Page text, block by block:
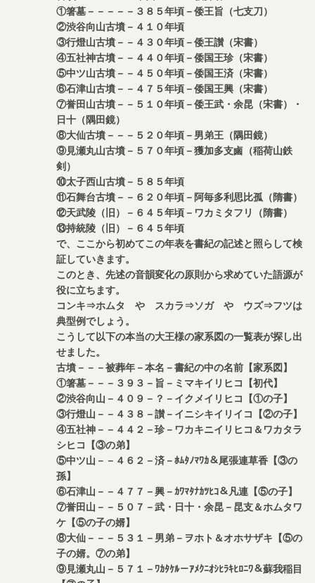
①箸墓－－－－－３８５年頃－倭王旨（七支刀）
②渋谷向山古墳－４１０年頃
③行燈山古墳－－４３０年頃－倭王讃（宋書）
④五社神古墳－－４４０年頃－倭国王珍（宋書）
⑤中ツ山古墳－－４５０年頃－倭国王済（宋書）
⑥石津山古墳－－４７５年頃－倭国王興（宋書）
⑦誉田山古墳－－５１０年頃－倭王武・余昆（宋書）・
日十（隅田鏡）
⑧大仙古墳－－－５２０年頃－男弟王（隅田鏡）
⑨見瀬丸山古墳－５７０年頃－獲加多支鹵（稲荷山鉄
剣）
⑩太子西山古墳－５８５年頃
⑪石舞台古墳－－６２０年頃－阿毎多利思比孤（隋書）
⑫天武陵（旧）－６４５年頃－ワカミタフリ（隋書）
⑬持統陵（旧）－６４５年頃
で、ここから初めてこの年表を書紀の記述と照らして検
証していきます。
このとき、先述の音韻変化の原則から求めていた語源が
役に立ちます。
コンキ⇒ホムタ や スカラ⇒ソガ や ウズ⇒フツは
典型例でしょう。
こうして以下の本当の大王様の家系図の一覧表が探し出
せました。
古墳－－－被葬年－本名－書紀の中の名前【家系図】
①箸墓－－－３９３－旨－ミマキイリヒコ【初代】
②渋谷向山－４０９－？－イクメイリヒコ【①の子】
③行燈山－－４３８－讃－イニシキイリイコ【②の子】
④五社神－－４４２－珍－ワカキニイリヒコ＆ワカタラ
シヒコ【③の弟】
⑤中ツ山－－４６２－済－ﾎﾑﾀﾉﾏﾜｶ＆尾張連草香【③の
孫】
⑥石津山－－４７７－興－ｶﾜﾏﾀﾅｶﾂﾋｺ＆凡連【⑤の子】
⑦誉田山－－５０７－武・日十・余昆－昆支＆ホムタワ
ケ【⑤の子の婿】
⑧大仙－－－５３１－男弟－ヲホト＆オホサザキ【⑤の
子の婿。⑦の弟】
⑨見瀬丸山－５７１－ﾜｶﾀｹﾙ－ｱﾒｸﾆｵｼﾋﾗｷﾋﾛﾆﾜ＆蘇我稲目